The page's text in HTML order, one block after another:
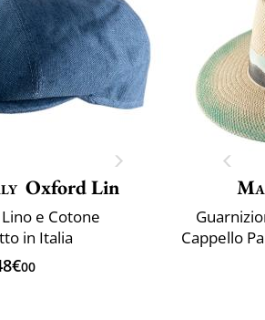
Oxford Lin
e Cotone
in Italia
00